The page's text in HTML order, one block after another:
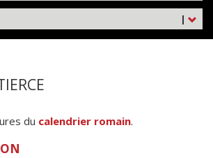
|
du calendrier romain.